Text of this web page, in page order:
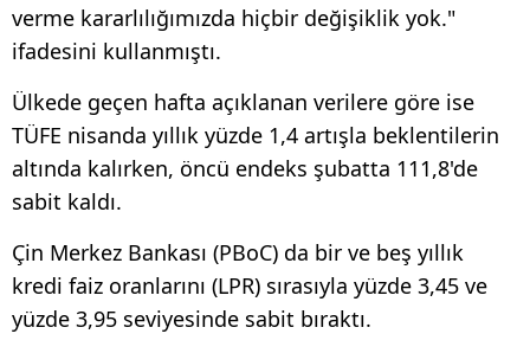
verme kararlılığımızda hiçbir değişiklik yok."
ifadesini kullanmıştı.
Ülkede geçen hafta açıklanan verilere göre ise
TÜFE nisanda yıllık yüzde 1,4 artışla beklentilerin
altında kalırken, öncü endeks şubatta 111,8'de
sabit kaldı.
Çin Merkez Bankası (PBoC) da bir ve beş yıllık
kredi faiz oranlarını (LPR) sırasıyla yüzde 3,45 ve
yüzde 3,95 seviyesinde sabit bıraktı.